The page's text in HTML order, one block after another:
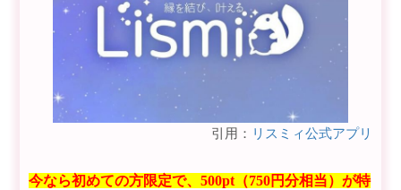
引用： リスミィ公式アプリ
今なら初めての方限定で、500pt（750円分相当）が特